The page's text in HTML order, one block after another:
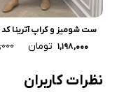
ست شومیز و کراپ آترینا کد :
۱,۱۹۸,۰۰۰ تومان
نظرات کاربران